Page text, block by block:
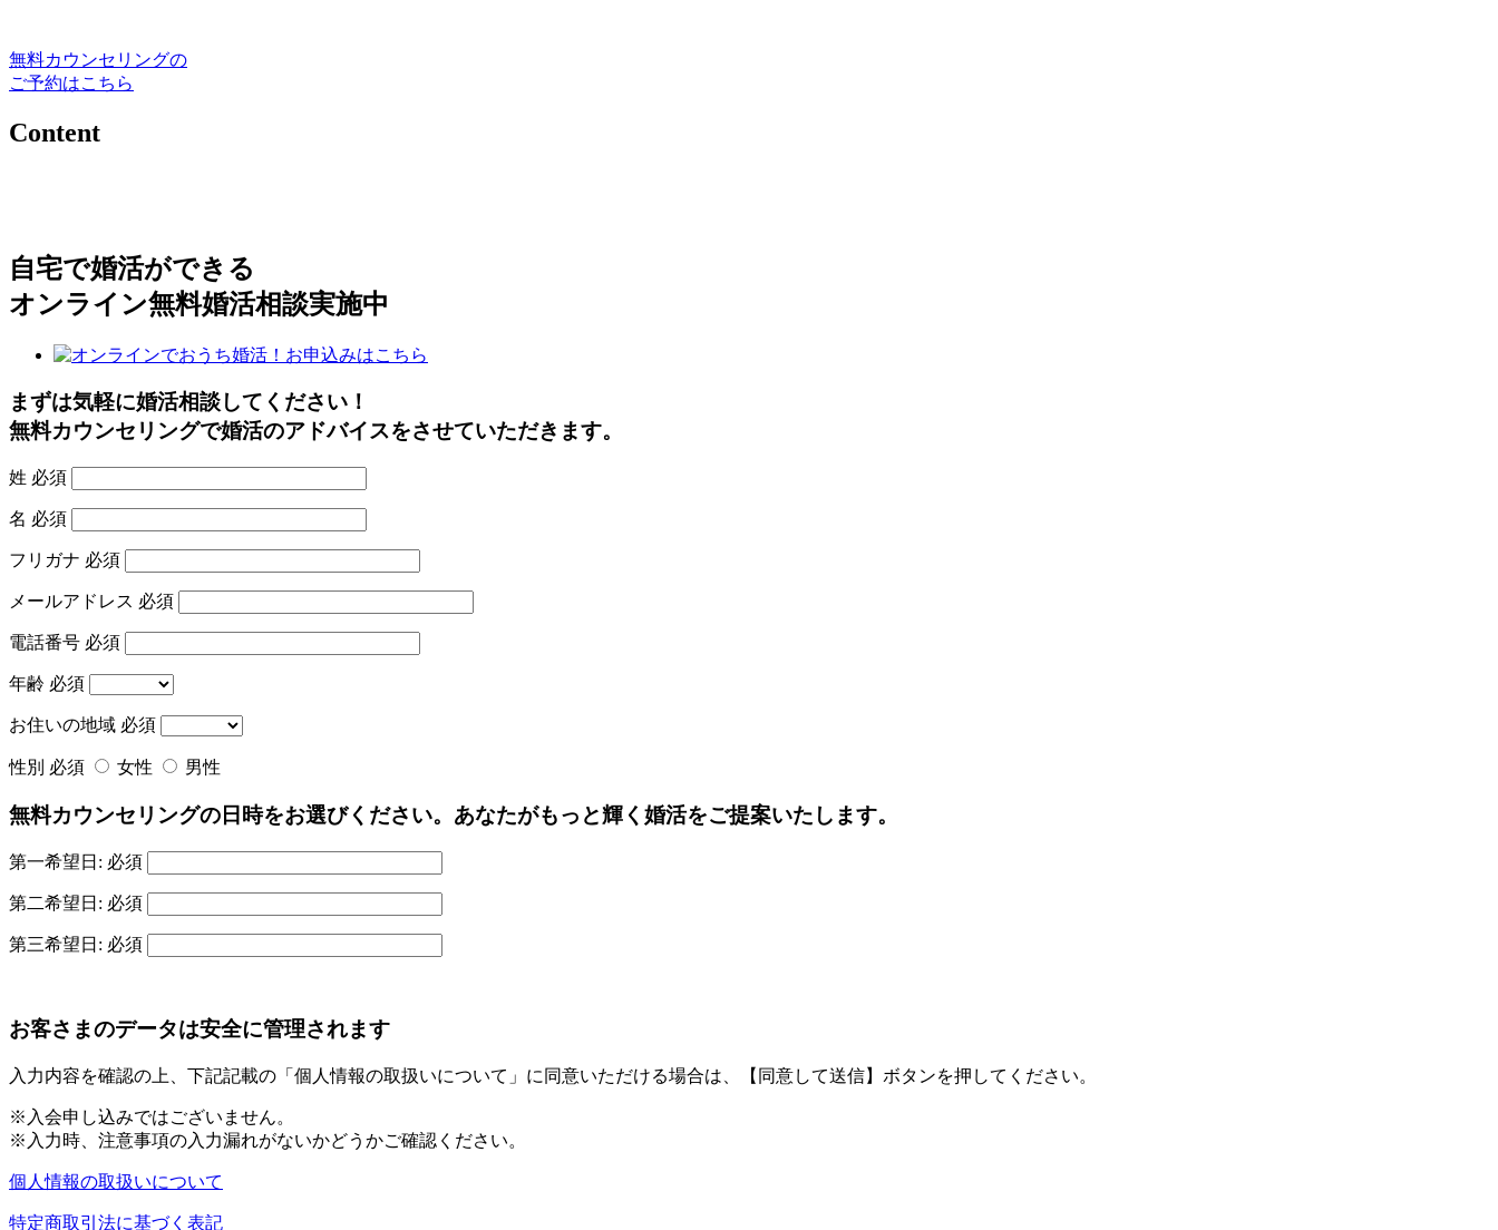
無料カウンセリングの
ご予約はこちら
Content
自宅で婚活ができる
オンライン無料婚活相談実施中
まずは気軽に婚活相談してください！
無料カウンセリングで婚活のアドバイスをさせていただきます。
姓 必須
名 必須
フリガナ 必須
メールアドレス 必須
電話番号 必須
年齢 必須
お住いの地域 必須
性別 必須 女性 男性
無料カウンセリングの日時をお選びください。あなたがもっと輝く婚活をご提案いたします。
第一希望日: 必須
第二希望日: 必須
第三希望日: 必須
お客さまのデータは安全に管理されます
入力内容を確認の上、下記記載の「個人情報の取扱いについて」に同意いただける場合は、【同意して送信】ボタンを押してください。
※入会申し込みではございません。
※入力時、注意事項の入力漏れがないかどうかご確認ください。
個人情報の取扱いについて
特定商取引法に基づく表記